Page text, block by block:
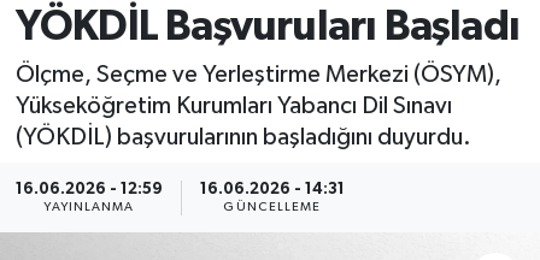
YÖKDİL Başvuruları Başladı
Ölçme, Seçme ve Yerleştirme Merkezi (ÖSYM),
Yükseköğretim Kurumları Yabancı Dil Sınavı
(YÖKDİL) başvurularının başladığını duyurdu.
16.06.2026 - 12:59
YAYINLANMA
16.06.2026 - 14:31
GÜNCELLEME
Yurttan Haberler
Ekonomi
Teknoloji
Sağlık
Rize Trafik Yoğunluk Haritası
Süper Lig Puan Durumu ve Fikstür
Tüm Manşetler
Son Dakika Haberleri